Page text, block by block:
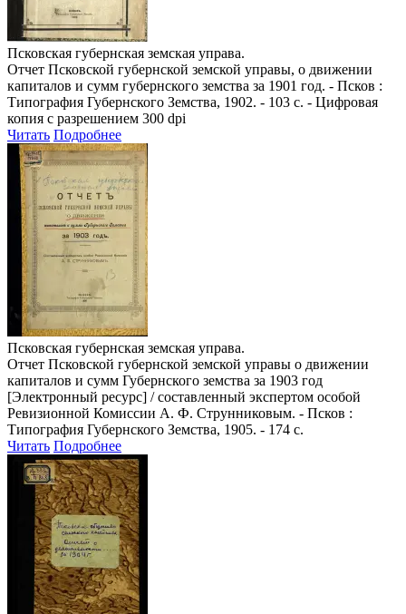
Псковская губернская земская управа.
Отчет Псковской губернской земской управы, о движении
капиталов и сумм губернского земства за 1901 год. - Псков :
Типография Губернского Земства, 1902. - 103 с. - Цифровая
копия с разрешением 300 dpi
Читать Подробнее
Псковская губернская земская управа.
Отчет Псковской губернской земской управы о движении
капиталов и сумм Губернского земства за 1903 год
[Электронный ресурс] / составленный экспертом особой
Ревизионной Комиссии А. Ф. Струнниковым. - Псков :
Типография Губернского Земства, 1905. - 174 с.
Читать Подробнее